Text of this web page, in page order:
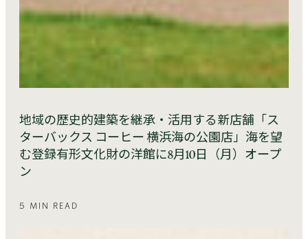
地域の歴史的建築を継承・活用する新店舗「ス
ターバックス コーヒー 横浜海の公園店」海を望
む登録有形文化財の洋館に8月10日（月）オープ
ン
5 MIN READ